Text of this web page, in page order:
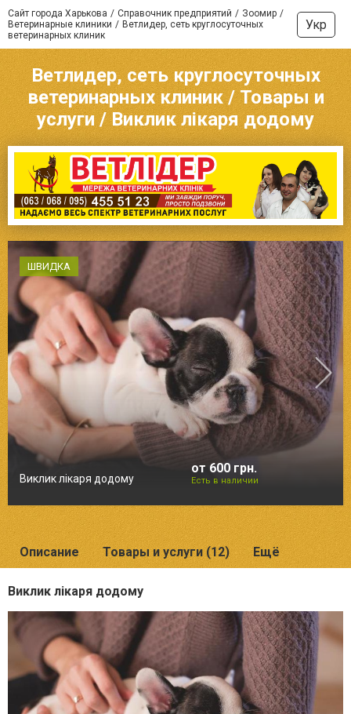
Сайт города Харькова Справочник предприятий
Зоомир
Ветеринарные клиники
Ветлидер, сеть круглосуточных
ветеринарных клиник
Укр
Ветлидер, сеть круглосуточных
ветеринарных клиник / Товары и
услуги / Виклик лікаря додому
ШВИДКА
Виклик лікаря додому
от 600 грн.
Есть в наличии
Описание Товары и услуги (12) Ещё
Виклик лікаря додому